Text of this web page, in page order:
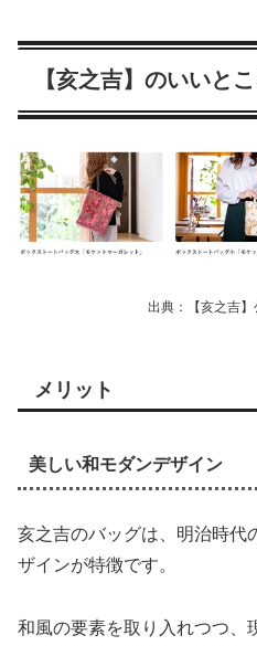
【亥之吉】のいいと
出典：【亥之吉】
メリット
美しい和モダンデザイン
亥之吉のバッグは、明治時代
ザインが特徴です。
和風の要素を取り入れつつ、